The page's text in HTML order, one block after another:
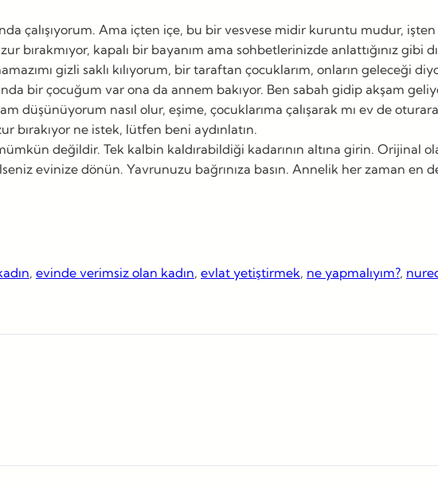
çalışıyorum. Ama içten içe, bu bir vesvese midir kuruntu mudur,
bırakmıyor, kapalı bir bayanım ama sohbetlerinizde anlattığınız gibi
gizli saklı kılıyorum, bir taraftan çocuklarım, onların geleceği
bir çocuğum var ona da annem bakıyor. Ben sabah gidip akşam
düşünüyorum nasıl olur, eşime, çocuklarıma çalışarak mı ev de
bırakıyor ne istek, lütfen beni aydınlatın.
değildir. Tek kalbin kaldırabildiği kadarının altına girin. Orijinal
evinize dönün. Yavrunuzu bağrınıza basın. Annelik her zaman en
, evinde verimsiz olan kadın, evlat yetiştirmek, ne yapmalıyım?,